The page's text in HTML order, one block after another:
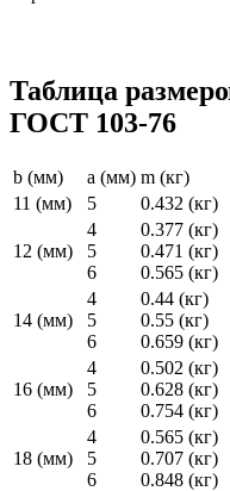
Таблица
ГОСТ 103-76
b (мм) a (мм) m (кг)
11 (мм)
5 0.432 (кг)
12 (мм)
4
5
6
0.377 (кг)
0.471 (кг)
0.565 (кг)
14 (мм)
4
5
6
0.44 (кг)
0.55 (кг)
0.659 (кг)
16 (мм)
4
5
6
0.502 (кг)
0.628 (кг)
0.754 (кг)
18 (мм)
4
5
6
0.565 (кг)
0.707 (кг)
0.848 (кг)